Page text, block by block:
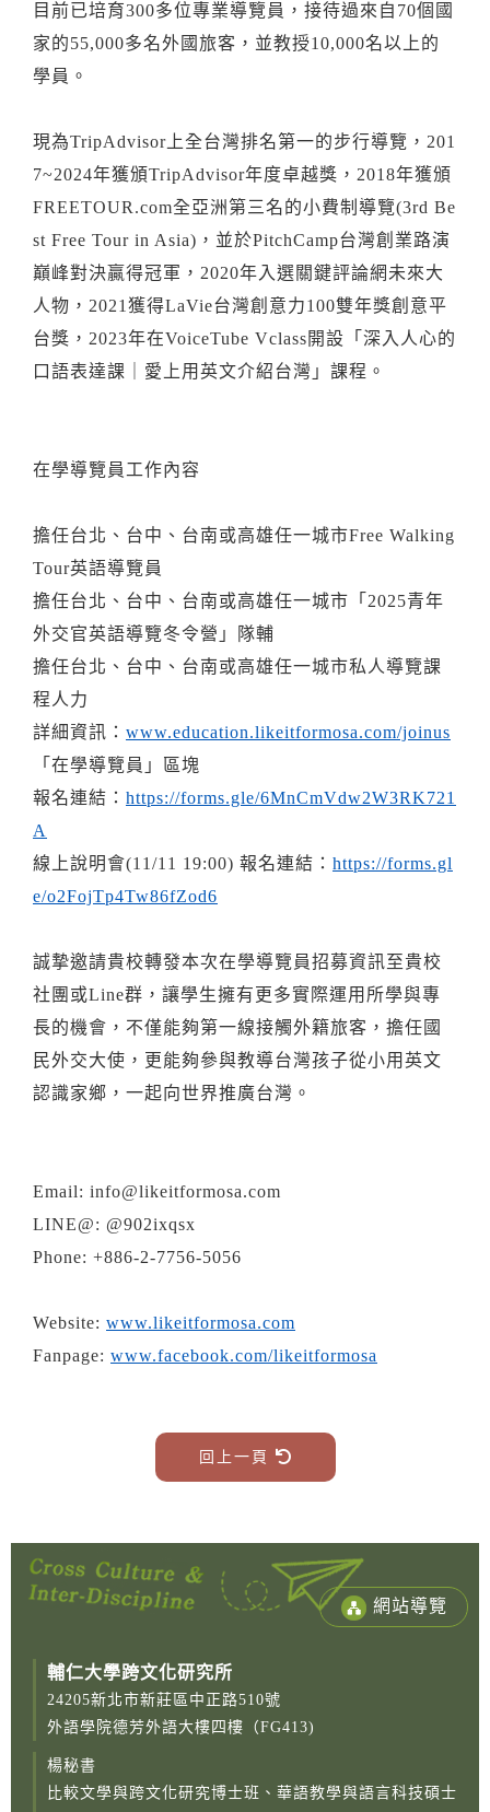
目前已培育300多位專業導覽員，接待過來自70個國
家的55,000多名外國旅客，並教授10,000名以上的
學員。
現為TripAdvisor上全台灣排名第一的步行導覽，201
7~2024年獲頒TripAdvisor年度卓越獎，2018年獲頒
FREETOUR.com全亞洲第三名的小費制導覽(3rd Be
st Free Tour in Asia)，並於PitchCamp台灣創業路演
巔峰對決贏得冠軍，2020年入選關鍵評論網未來大
人物，2021獲得LaVie台灣創意力100雙年獎創意平
台獎，2023年在VoiceTube Vclass開設「深入人心的
口語表達課｜愛上用英文介紹台灣」課程。
在學導覽員工作內容
擔任台北、台中、台南或高雄任一城市Free Walking
Tour英語導覽員
擔任台北、台中、台南或高雄任一城市「2025青年
外交官英語導覽冬令營」隊輔
擔任台北、台中、台南或高雄任一城市私人導覽課
程人力
詳細資訊： www.education.likeitformosa.com/joinus
「在學導覽員」區塊
報名連結： https://forms.gle/6MnCmVdw2W3RK721
A
線上說明會(11/11 19:00) 報名連結： https://forms.gl
e/o2FojTp4Tw86fZod6
誠摯邀請貴校轉發本次在學導覽員招募資訊至貴校
社團或Line群，讓學生擁有更多實際運用所學與專
長的機會，不僅能夠第一線接觸外籍旅客，擔任國
民外交大使，更能夠參與教導台灣孩子從小用英文
認識家鄉，一起向世界推廣台灣。
Email: info@likeitformosa.com
LINE@: @902ixqsx
Phone: +886-2-7756-5056
Website: www.likeitformosa.com
Fanpage: www.facebook.com/likeitformosa
回上一頁
網站導覽
輔仁大學跨文化研究所
24205新北市新莊區中正路510號
外語學院德芳外語大樓四樓（FG413)
楊秘書
比較文學與跨文化研究博士班、華語教學與語言科技碩士